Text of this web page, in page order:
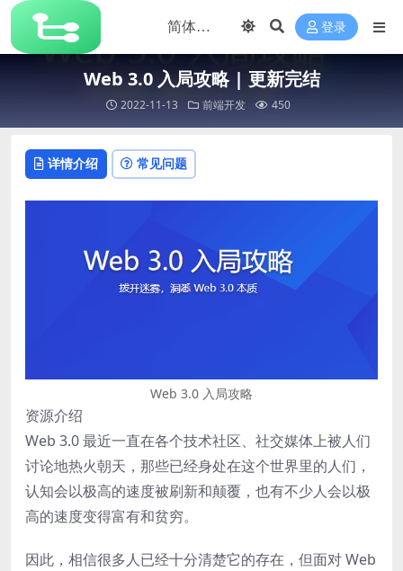
登录
Web 3.0 入局攻略 | 更新完结
2022-11-13 前端开发 450
详情介绍 常见问题
Web 3.0 入局攻略
资源介绍
Web 3.0 最近一直在各个技术社区、社交媒体上被人们
讨论地热火朝天，那些已经身处在这个世界里的人们，
认知会以极高的速度被刷新和颠覆，也有不少人会以极
高的速度变得富有和贫穷。
因此，相信很多人已经十分清楚它的存在，但面对 Web